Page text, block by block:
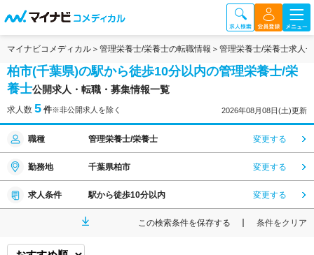
マイナビコメディカル 管理栄養士/栄養士の転職情報 管理栄養士/栄養士求人
柏市(千葉県)の駅から徒歩10分以内の管理栄養士/栄
養士公開求人・転職・募集情報一覧
求人数 5 件※非公開求人を除く 2026年08月08日(土)更新
職種 管理栄養士/栄養士 変更する
勤務地 千葉県柏市 変更する
求人条件 駅から徒歩10分以内 変更する
この検索条件を保存する 条件をクリア